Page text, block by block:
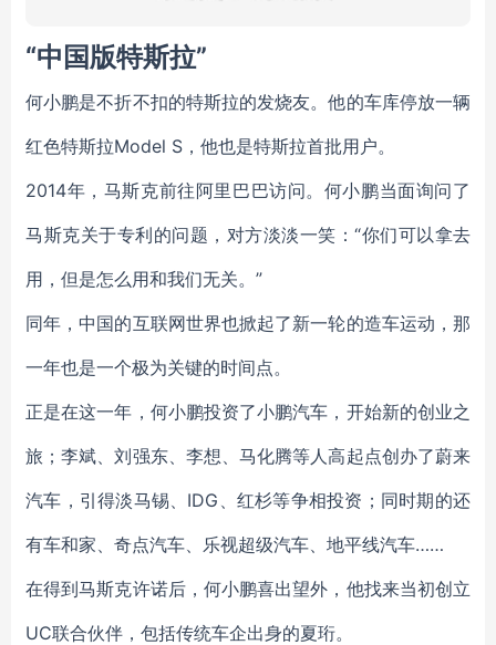
“中国版特斯拉”
何小鹏是不折不扣的特斯拉的发烧友。他的车库停放一辆
红色特斯拉Model S，他也是特斯拉首批用户。
2014年，马斯克前往阿里巴巴访问。何小鹏当面询问了
马斯克关于专利的问题，对方淡淡一笑：“你们可以拿去
用，但是怎么用和我们无关。”
同年，中国的互联网世界也掀起了新一轮的造车运动，那
一年也是一个极为关键的时间点。
正是在这一年，何小鹏投资了小鹏汽车，开始新的创业之
旅；李斌、刘强东、李想、马化腾等人高起点创办了蔚来
汽车，引得淡马锡、IDG、红杉等争相投资；同时期的还
有车和家、奇点汽车、乐视超级汽车、地平线汽车……
在得到马斯克许诺后，何小鹏喜出望外，他找来当初创立
UC联合伙伴，包括传统车企出身的夏珩。